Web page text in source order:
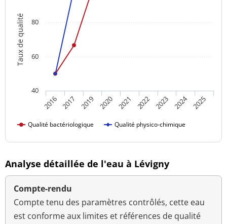
Taux de qualité
Qualité bactériologique Qualité physico-chimique
2016 2017 2019 2020 2021 2022 2023 2024 2025
40
60
80
Analyse détaillée de l'eau à Lévigny
Compte-rendu
Compte tenu des paramètres contrôlés, cette eau
est conforme aux limites et références de qualité